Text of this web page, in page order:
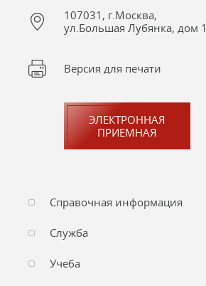
107031, г.Москва,
ул.Большая Лубянка, дом 1
Версия для печати
ЭЛЕКТРОННАЯ
ПРИЕМНАЯ
Справочная информация
Служба
Учеба